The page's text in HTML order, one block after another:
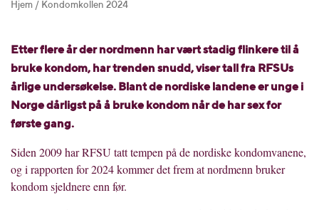
Hjem / Kondomkollen 2024
Etter flere år der nordmenn har vært stadig flinkere til å
bruke kondom, har trenden snudd, viser tall fra RFSUs
årlige undersøkelse. Blant de nordiske landene er unge i
Norge dårligst på å bruke kondom når de har sex for
første gang.
Siden 2009 har RFSU tatt tempen på de nordiske kondomvanene,
og i rapporten for 2024 kommer det frem at nordmenn bruker
kondom sjeldnere enn før.